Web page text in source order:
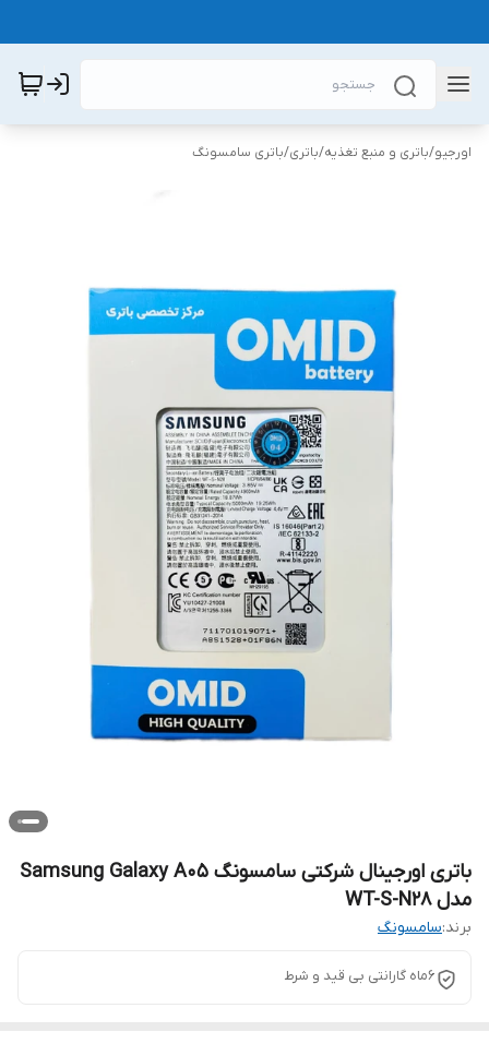
اورجیو/باتری و منبع تغذیه/باتری/باتری سامسونگ
باتری اورجینال شرکتی سامسونگ Samsung Galaxy A05
مدل WT-S-N28
برند:سامسونگ
6ماه گارانتی بی قید و شرط